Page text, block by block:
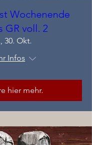
Wochenende
GR voll. 2
30. Okt.
Infos
hier mehr.